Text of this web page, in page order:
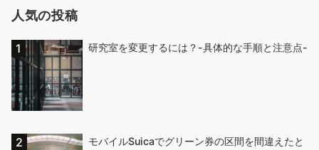
人気の投稿
研究室を変更するには？-具体的な手順と注意点-
モバイルSuicaでグリーン券の区間を間違えたと